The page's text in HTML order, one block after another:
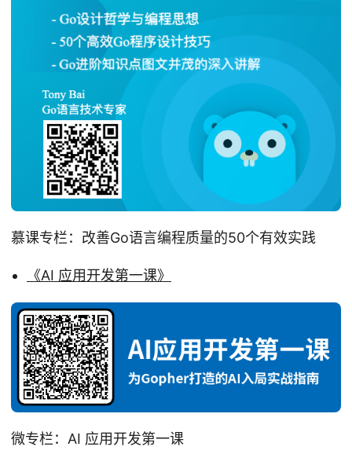
慕课专栏：改善Go语言编程质量的50个有效实践
《AI 应用开发第一课》
微专栏：AI 应用开发第一课